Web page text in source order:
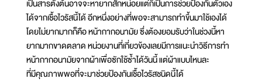
เป็นสารตั้งต้นอาจจะหายากสักหน่อยแต่ก็เป็นการช่วยป้องกันตัวเอง
ได้จากเชื้อไวรัสนี้ได้ อีกหนึ่งอย่างที่พอจะสามารถทำขึ้นมาใช้เองได้
โดยไม่ยากมากก็คือ หน้ากากอนามัย ซึ่งต้องยอมรับว่าในช่วงนี้หา
ยากมากขาดตลาด หน่วยงานที่เกี่ยวข้องเลยมีการแนะนำวิธีการทำ
หน้ากากอนามัยจากผ้าเพื่อซักใช้ซ้ำได้วันนี้ แต่ผ้าแบบไหนละ
ที่มีคุณภาพพอที่จะมาช่วยป้องกันเชื้อไวรัสชนิดนี้ได้